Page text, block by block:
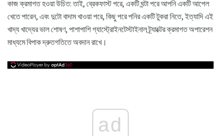
কাজ ক্রমাগত হওয়া উচিত: তাই, ব্রেকফাস্ট পরে, একটি ঘন্টা পরে আপনি একটি আপেল
খেতে পারেন, এবং দুটো বাদাম খাওয়া পরে, কিছু পরে পনির একটি টুকরা নিতে, ইত্যাদি এই
খাদ্য খাদ্যের ভাল শোষণ, পাশাপাশি গ্যাস্ট্রোইনটেস্টাইনাল ট্র্যাক্টের ক্রমাগত অপারেশন
মাধ্যমে বিপাক দ্রুতগতিতে অবদান রাখে।
ad